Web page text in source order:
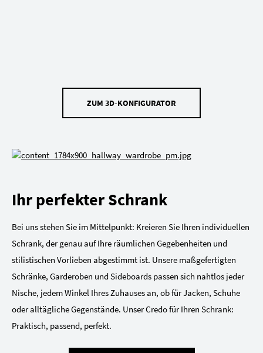
ZUM 3D-KONFIGURATOR
Ihr perfekter Schrank
Bei uns stehen Sie im Mittelpunkt: Kreieren Sie Ihren individuellen
Schrank, der genau auf Ihre räumlichen Gegebenheiten und
stilistischen Vorlieben abgestimmt ist. Unsere maßgefertigten
Schränke, Garderoben und Sideboards passen sich nahtlos jeder
Nische, jedem Winkel Ihres Zuhauses an, ob für Jacken, Schuhe
oder alltägliche Gegenstände. Unser Credo für Ihren Schrank:
Praktisch, passend, perfekt.